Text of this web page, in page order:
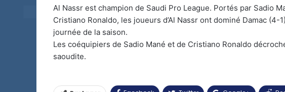
Al Nassr est champion de Saudi Pro League. Portés par Sadio
Cristiano Ronaldo, les joueurs d’Al Nassr ont dominé Damac
journée de la saison.
Les coéquipiers de Sadio Mané et de Cristiano Ronaldo
saoudite.